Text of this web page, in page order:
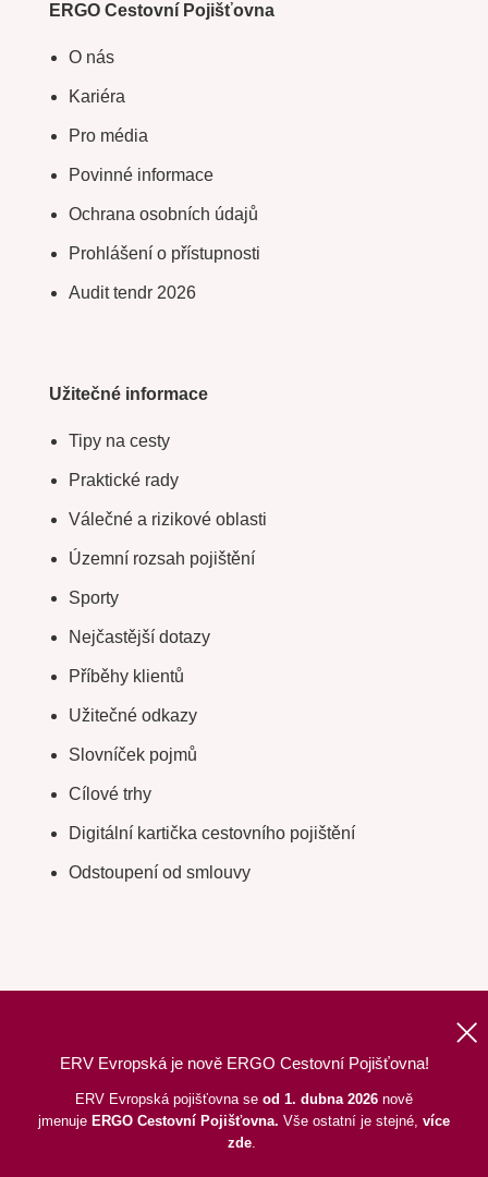
ERV Evropská je nově ERGO Cestovní Pojišťovna!
ERV Evropská pojišťovna se od 1. dubna 2026 nově
jmenuje ERGO Cestovní Pojišťovna. Vše ostatní je stejné, více
zde.
ERGO Cestovní Pojišťovna
O nás
Kariéra
Pro média
Povinné informace
Ochrana osobních údajů
Prohlášení o přístupnosti
Audit tendr 2026
Užitečné informace
Tipy na cesty
Praktické rady
Válečné a rizikové oblasti
Územní rozsah pojištění
Sporty
Nejčastější dotazy
Příběhy klientů
Užitečné odkazy
Slovníček pojmů
Cílové trhy
Digitální kartička cestovního pojištění
Odstoupení od smlouvy
©2026 ERGO Cestovní Pojišťovna, a. s., pod dohledem ČNB